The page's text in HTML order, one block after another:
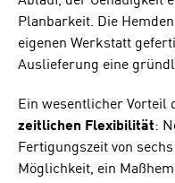
Planbarkeit. Die
eigenen Werkstatt
Auslieferung eine
Ein wesentlicher Vorteil
zeitlichen Flexibilität:
Fertigungszeit von
Möglichkeit, ein